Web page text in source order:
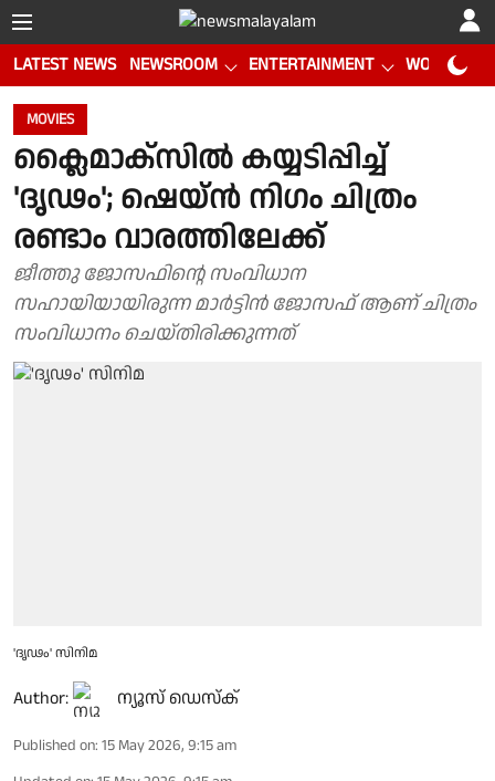
LATEST NEWS NEWSROOM ENTERTAINMENT WORLD CUP
MOVIES
ക്ലൈമാക്സിൽ കയ്യടിപ്പിച്ച്
'ദൃഢം'; ഷെയ്ൻ നിഗം ചിത്രം
രണ്ടാം വാരത്തിലേക്ക്
ജീത്തു ജോസഫിന്റെ സംവിധാന
സഹായിയായിരുന്ന മാർട്ടിൻ ജോസഫ് ആണ് ചിത്രം
സംവിധാനം ചെയ്തിരിക്കുന്നത്
'ദൃഢം' സിനിമ
Author: ന്യൂസ് ഡെസ്ക്
Published on: 15 May 2026, 9:15 am